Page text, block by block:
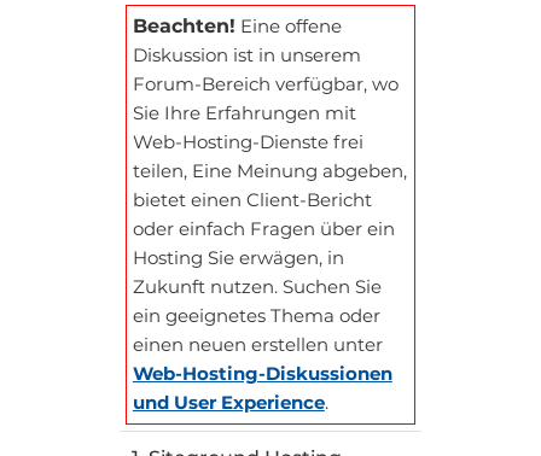
Beachten! Eine offene
Diskussion ist in unserem
Forum-Bereich verfügbar, wo
Sie Ihre Erfahrungen mit
Web-Hosting-Dienste frei
teilen, Eine Meinung abgeben,
bietet einen Client-Bericht
oder einfach Fragen über ein
Hosting Sie erwägen, in
Zukunft nutzen. Suchen Sie
ein geeignetes Thema oder
einen neuen erstellen unter
Web-Hosting-Diskussionen
und User Experience.